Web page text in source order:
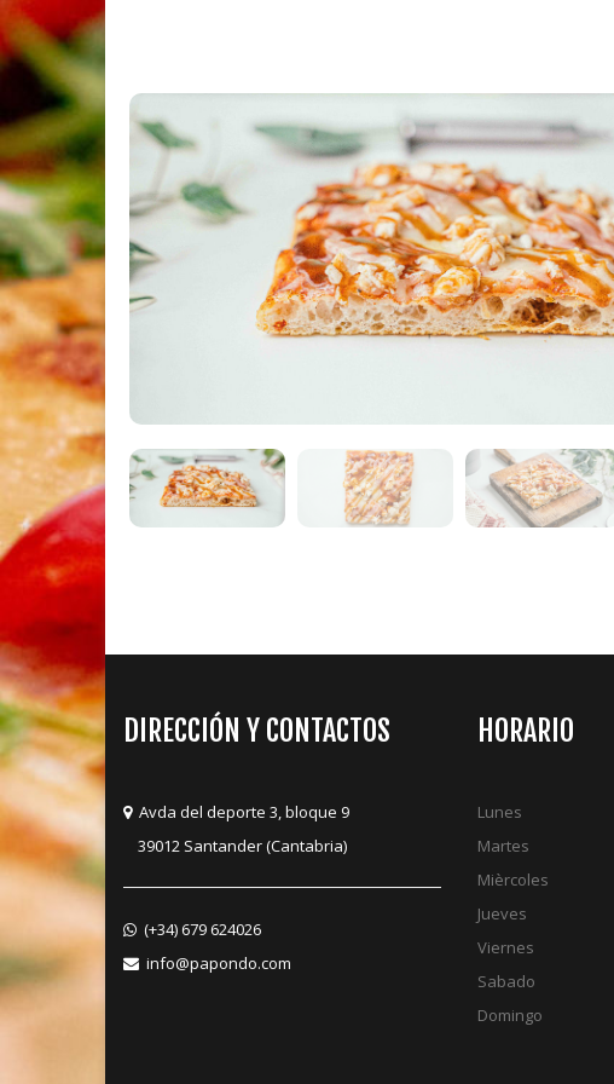
DIRECCIÓN Y CONTACTOS
Avda del deporte 3, bloque 9
39012 Santander (Cantabria)
(+34) 679 624026
info@papondo.com
HORARIO
Lunes
Martes
Mièrcoles
Jueves
Viernes
Sabado
Domingo